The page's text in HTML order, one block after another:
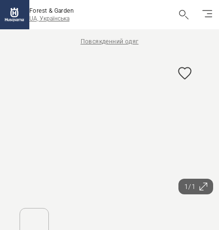
Forest & Garden
UA, Українська
Повсякденний одяг
1/1